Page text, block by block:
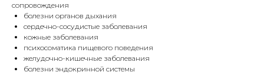
сопровождения
болезни органов дыхания
сердечно-сосудистые заболевания
кожные заболевания
психосоматика пищевого поведения
желудочно-кишечные заболевания
болезни эндокринной системы